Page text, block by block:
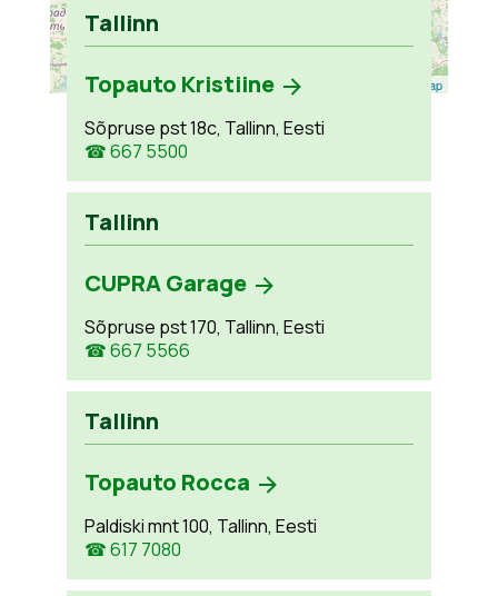
Leaflet OpenStreetMap
Tallinn
Topauto Kristiine
Sõpruse pst 18c, Tallinn, Eesti
☎ 667 5500
Tallinn
CUPRA Garage
Sõpruse pst 170, Tallinn, Eesti
☎ 667 5566
Tallinn
Topauto Rocca
Paldiski mnt 100, Tallinn, Eesti
☎ 617 7080